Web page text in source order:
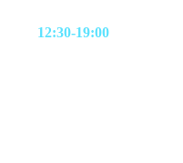
12:30-19:00